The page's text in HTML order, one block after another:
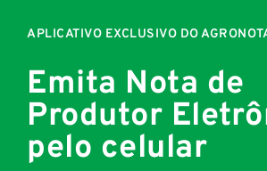
APLICATIVO EXCLUSIVO DO
Emita Nota de
Produtor
pelo celular